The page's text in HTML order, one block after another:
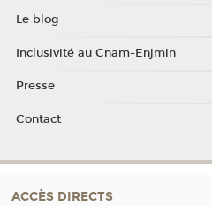
Le blog
Inclusivité au Cnam-Enjmin
Presse
Contact
ACCÈS DIRECTS